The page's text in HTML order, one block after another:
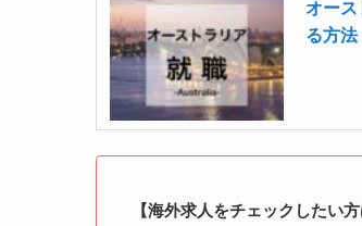
オー
る方法
【海外求人をチェックしたい方